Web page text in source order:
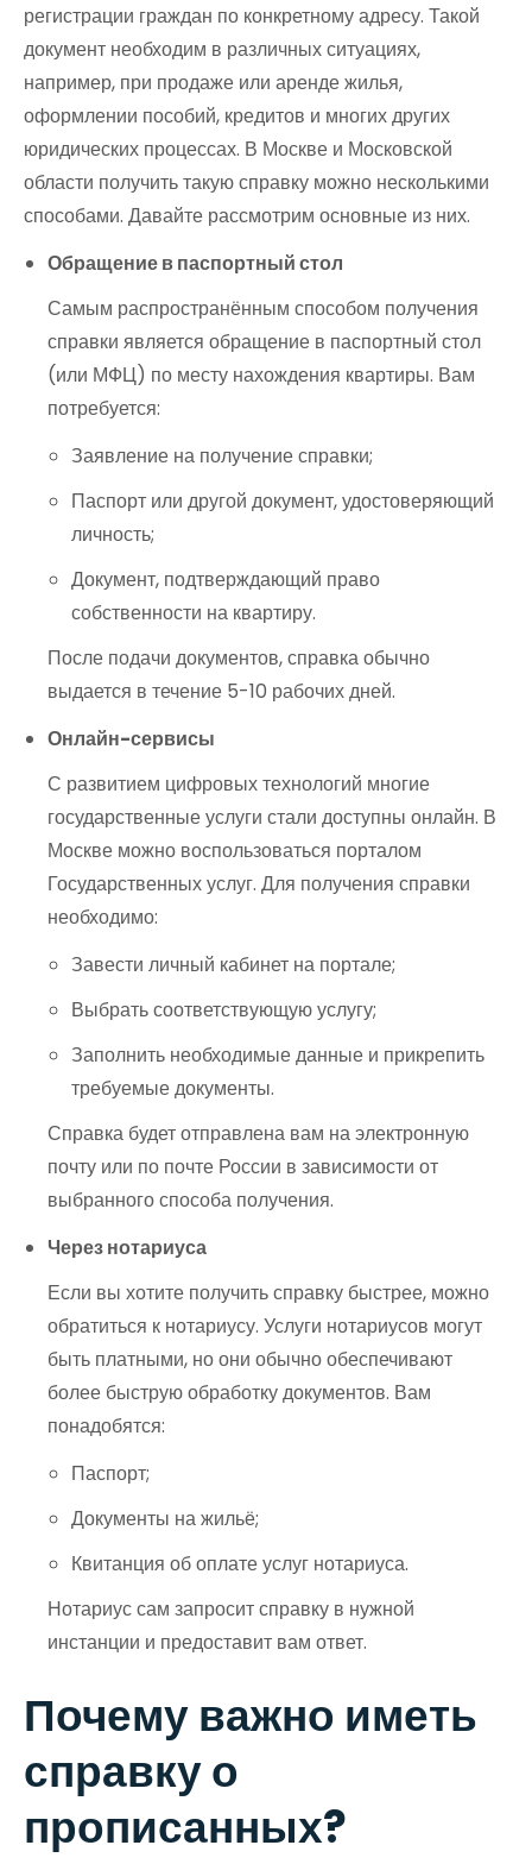
регистрации граждан по конкретному адресу. Такой
документ необходим в различных ситуациях,
например, при продаже или аренде жилья,
оформлении пособий, кредитов и многих других
юридических процессах. В Москве и Московской
области получить такую справку можно несколькими
способами. Давайте рассмотрим основные из них.
Обращение в паспортный стол
Самым распространённым способом получения
справки является обращение в паспортный стол
(или МФЦ) по месту нахождения квартиры. Вам
потребуется:
Заявление на получение справки;
Паспорт или другой документ, удостоверяющий
личность;
Документ, подтверждающий право
собственности на квартиру.
После подачи документов, справка обычно
выдается в течение 5-10 рабочих дней.
Онлайн-сервисы
С развитием цифровых технологий многие
государственные услуги стали доступны онлайн. В
Москве можно воспользоваться порталом
Государственных услуг. Для получения справки
необходимо:
Завести личный кабинет на портале;
Выбрать соответствующую услугу;
Заполнить необходимые данные и прикрепить
требуемые документы.
Справка будет отправлена вам на электронную
почту или по почте России в зависимости от
выбранного способа получения.
Через нотариуса
Если вы хотите получить справку быстрее, можно
обратиться к нотариусу. Услуги нотариусов могут
быть платными, но они обычно обеспечивают
более быструю обработку документов. Вам
понадобятся:
Паспорт;
Документы на жильё;
Квитанция об оплате услуг нотариуса.
Нотариус сам запросит справку в нужной
инстанции и предоставит вам ответ.
Почему важно иметь
справку о
прописанных?